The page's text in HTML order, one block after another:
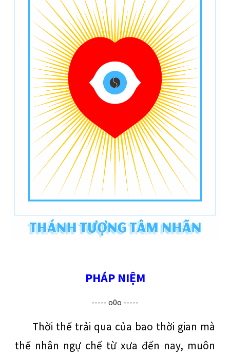
PHÁP NIỆM
----- o0o -----
Thời thế trải qua của bao thời gian mà
thế nhân ngự chế từ xưa đến nay, muôn